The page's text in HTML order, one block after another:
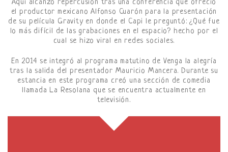
Aquí alcanzó repercusión tras una conferencia que ofreció
el productor mexicano Alfonso Cuarón para la presentación
de su película Gravity en donde el Capi le preguntó: ¿Qué fue
lo más difícil de las grabaciones en el espacio? hecho por el
cual se hizo viral en redes sociales.
En 2014 se integró al programa matutino de Venga la alegría
tras la salida del presentador Mauricio Mancera. Durante su
estancia en este programa creó una sección de comedia
llamada La Resolana que se encuentra actualmente en
televisión.